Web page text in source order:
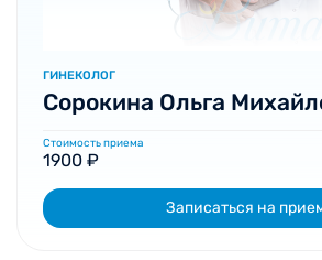
ГИНЕКОЛОГ
Сорокина Ольга
Стоимость приема
1900 ₽
Записаться на